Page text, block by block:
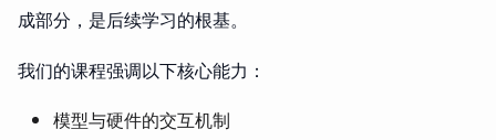
成部分，是后续学习的根基。
我们的课程强调以下核心能力：
模型与硬件的交互机制